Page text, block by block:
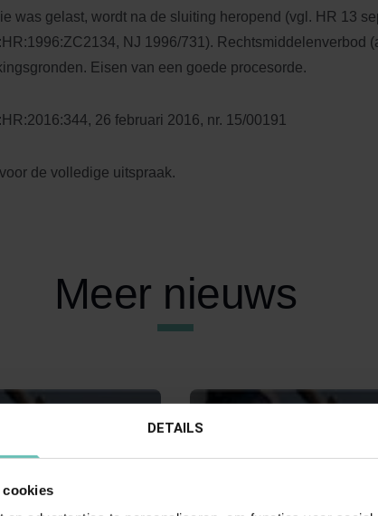
DETAILS
cookies
was gelast, wordt na de sluiting heropend (vgl. HR 13
NJ 1996/731). Rechtsmiddelenverbod
Eisen van een goede procesorde.
26 februari 2016, nr. 15/00191
voor de volledige uitspraak.
Meer nieuws